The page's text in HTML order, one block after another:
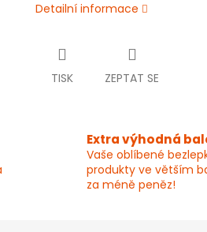
Detailní informace
TISK ZEPTAT SE
Extra výhodná
Vaše oblíbené
produkty ve větším
za méně peněz!